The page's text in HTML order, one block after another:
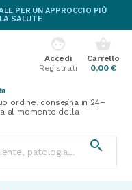
PER UN APPROCCIO PIÙ
SALUTE
shopping_basket
Carrello
0,00 €
face
Accedi
Registrati
ordine, consegna in 24–
al momento della
